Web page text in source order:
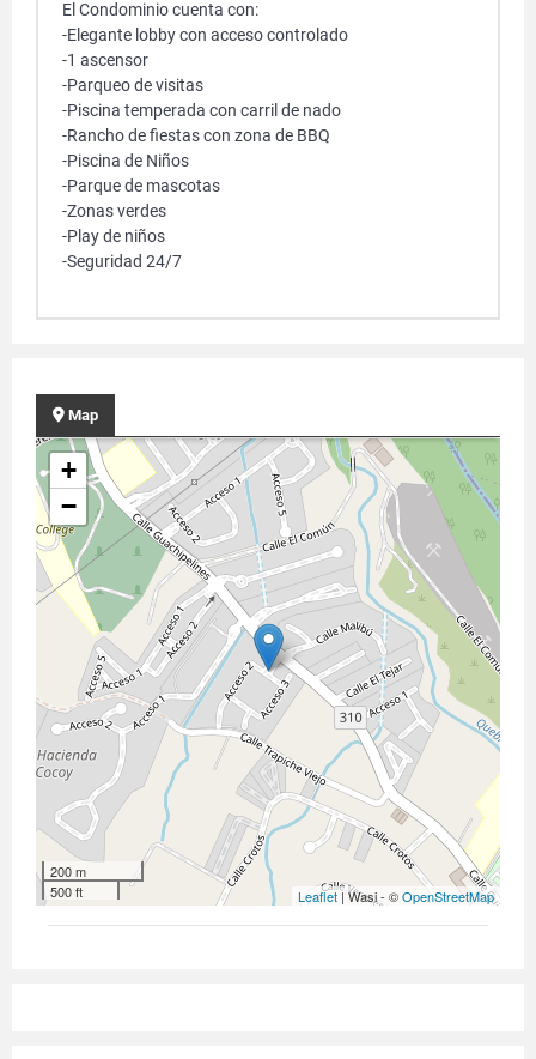
El Condominio cuenta con:
-Elegante lobby con acceso controlado
-1 ascensor
-Parqueo de visitas
-Piscina temperada con carril de nado
-Rancho de fiestas con zona de BBQ
-Piscina de Niños
-Parque de mascotas
-Zonas verdes
-Play de niños
-Seguridad 24/7
Map
+
−
200 m
500 ft
Leaflet| Wasi - ©OpenStreetMap